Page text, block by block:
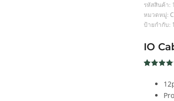
รหัสสินค้า:
หมวดหมู่:
ป้ายกำกับ:
IO
จาก
คะแนน
เต็มบน